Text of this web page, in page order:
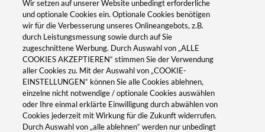
victor.krieger@weidmueller.com
+49 5231 14-291326
Anrede
Wir setzen auf unserer Website unbedingt erforderliche
und optionale Cookies ein. Optionale Cookies benötigen
wir für die Verbesserung unseres Onlineangebots, z.B.
durch Leistungsmessung sowie durch auf Sie
zugeschnittene Werbung. Durch Auswahl von „ALLE
COOKIES AKZEPTIEREN“ stimmen Sie der Verwendung
aller Cookies zu. Mit der Auswahl von „COOKIE-
EINSTELLUNGEN“ können Sie alle Cookies ablehnen,
einzelne nicht notwendige / optionale Cookies auswählen
oder Ihre einmal erklärte Einwilligung durch abwählen von
Cookies jederzeit mit Wirkung für die Zukunft widerrufen.
Durch Auswahl von „alle ablehnen“ werden nur unbedingt